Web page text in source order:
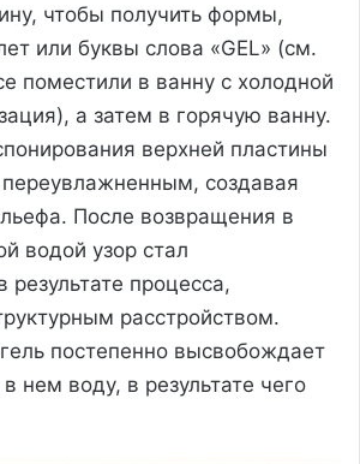
чтобы получить формы,
или буквы слова «GEL» (см.
поместили в ванну с холодной
а затем в горячую ванну.
верхней пластины
переувлажненным, создавая
После возвращения в
водой узор стал
процесса,
расстройством.
постепенно высвобождает
нем воду, в результате чего